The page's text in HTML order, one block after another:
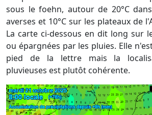
sous le foehn, autour de 20°C
averses et 10°C sur les plateaux de
La carte ci-dessous en dit long sur
ou épargnées par les pluies. Elle
pied de la lettre mais la
pluvieuses est plutôt cohérente.